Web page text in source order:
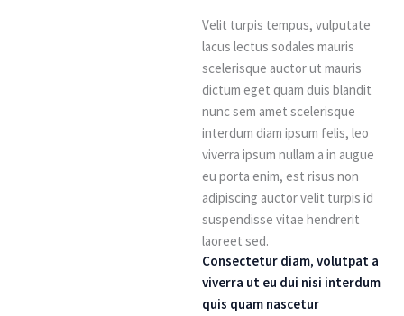
Velit turpis tempus, vulputate
lacus lectus sodales mauris
scelerisque auctor ut mauris
dictum eget quam duis blandit
nunc sem amet scelerisque
interdum diam ipsum felis, leo
viverra ipsum nullam a in augue
eu porta enim, est risus non
adipiscing auctor velit turpis id
suspendisse vitae hendrerit
laoreet sed.
Consectetur diam, volutpat a
viverra ut eu dui nisi interdum
quis quam nascetur